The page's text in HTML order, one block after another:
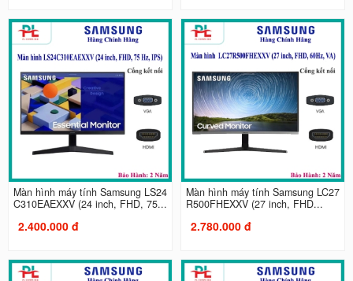
Màn hình máy tính Samsung LS24
C310EAEXXV (24 inch, FHD, 75...
2.400.000 đ
Màn hình máy tính Samsung LC27
R500FHEXXV (27 inch, FHD...
2.780.000 đ